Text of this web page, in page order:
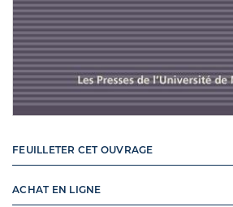
FEUILLETER CET OUVRAGE
ACHAT EN LIGNE